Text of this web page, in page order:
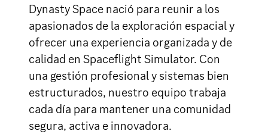
Dynasty Space nació para reunir a los
apasionados de la exploración espacial y
ofrecer una experiencia organizada y de
calidad en Spaceflight Simulator. Con
una gestión profesional y sistemas bien
estructurados, nuestro equipo trabaja
cada día para mantener una comunidad
segura, activa e innovadora.